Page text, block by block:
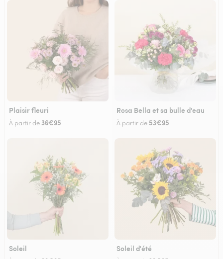
Plaisir fleuri
À partir de 36€95
Rosa Bella et sa bulle d'eau
À partir de 53€95
Soleil Soleil d'été